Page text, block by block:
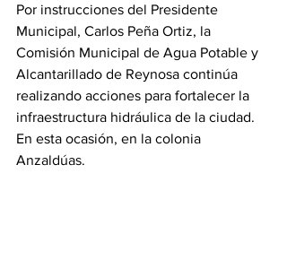
Por instrucciones del Presidente
Municipal, Carlos Peña Ortiz, la
Comisión Municipal de Agua Potable y
Alcantarillado de Reynosa continúa
realizando acciones para fortalecer la
infraestructura hidráulica de la ciudad.
En esta ocasión, en la colonia
Anzaldúas.